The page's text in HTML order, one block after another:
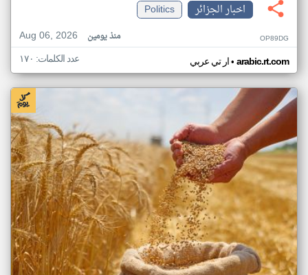
اخبار الجزائر
Politics
Aug 06, 2026
منذ يومين OP89DG
ار تي عربي• arabic.rt.com عدد الكلمات: ١٧٠